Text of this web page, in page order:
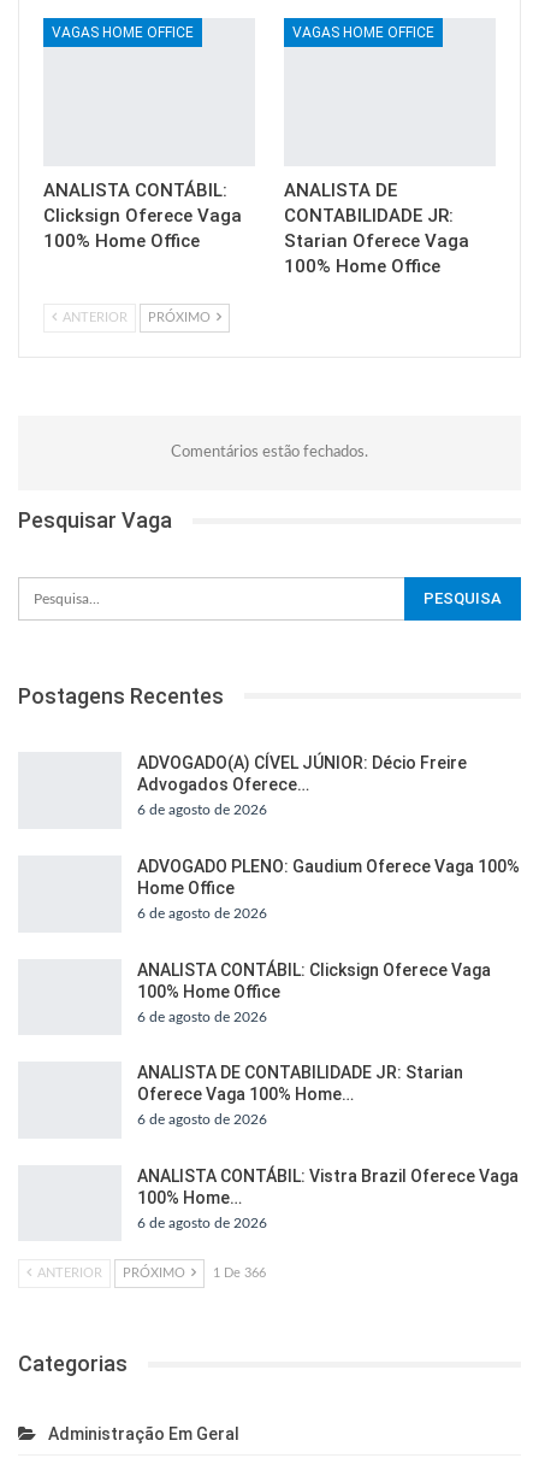
VAGAS HOME OFFICE
ANALISTA CONTÁBIL:
Clicksign Oferece Vaga
100% Home Office
VAGAS HOME OFFICE
ANALISTA DE
CONTABILIDADE JR:
Starian Oferece Vaga
100% Home Office
ANTERIOR PRÓXIMO
Comentários estão fechados.
Pesquisar Vaga
Postagens Recentes
ADVOGADO(A) CÍVEL JÚNIOR: Décio Freire
Advogados Oferece…
6 de agosto de 2026
ADVOGADO PLENO: Gaudium Oferece Vaga 100%
Home Office
6 de agosto de 2026
ANALISTA CONTÁBIL: Clicksign Oferece Vaga
100% Home Office
6 de agosto de 2026
ANALISTA DE CONTABILIDADE JR: Starian
Oferece Vaga 100% Home…
6 de agosto de 2026
ANALISTA CONTÁBIL: Vistra Brazil Oferece Vaga
100% Home…
6 de agosto de 2026
ANTERIOR PRÓXIMO 1 De 366
Categorias
Administração Em Geral